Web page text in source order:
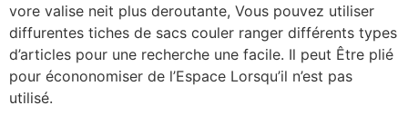
vore valise neit plus deroutante, Vous pouvez utiliser
diffurentes tiches de sacs couler ranger différents types
d’articles pour une recherche une facile. Il peut Être plié
pour écononomiser de l’Espace Lorsqu’il n’est pas
utilisé.